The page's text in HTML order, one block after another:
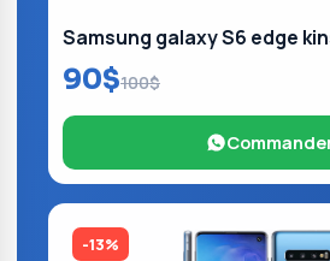
Samsung galaxy S6 edge
90$100$
-13%